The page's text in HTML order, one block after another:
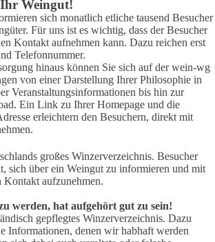
Weingut!
sich monatlich etliche tausend Besucher
Für uns ist es wichtig, dass der Besucher
Kontakt aufnehmen kann. Dazu reichen erst
Telefonnummer.
hinaus können Sie sich auf der wein-wg
von einer Darstellung Ihrer Philosophie in
Veranstaltungsinformationen bis hin zur
Ein Link zu Ihrer Homepage und die
erleichtern den Besuchern, direkt mit
großes Winzerverzeichnis. Besucher
sich über ein Weingut zu informieren und mit
Kontakt aufzunehmen.
werden, hat aufgehört gut zu sein!
gepflegtes Winzerverzeichnis. Dazu
Informationen, denen wir habhaft werden